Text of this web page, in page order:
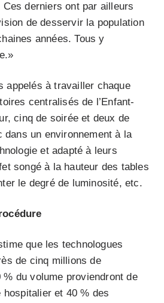
derniers ont par ailleurs
de desservir la population
années. Tous y
appelés à travailler chaque
centralisés de l’Enfant-
cinq de soirée et deux de
dans un environnement à la
et adapté à leurs
songé à la hauteur des tables
le degré de luminosité, etc.
que les technologues
de cinq millions de
du volume proviendront de
hospitalier et 40 % des